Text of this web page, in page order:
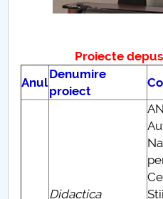
Studenți
Ghiduri pentru STUDENȚI
International Relations
Proiecte
Anul
Denumire
proiect
Didactica